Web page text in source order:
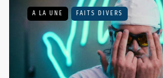
A LA UNE FAITS DIVERS